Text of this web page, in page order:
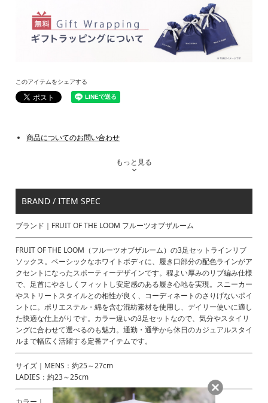
このアイテムをシェアする
商品についてのお問い合わせ
もっと見る
BRAND / ITEM SPEC
ブランド｜FRUIT OF THE LOOM フルーツオブザルーム
FRUIT OF THE LOOM（フルーツオブザルーム）の3足セットラインリブ
ソックス。ベーシックなホワイトボディに、履き口部分の配色ラインがア
クセントになったスポーティーデザインです。程よい厚みのリブ編み仕様
で、足首にやさしくフィットし安定感のある履き心地を実現。スニーカー
やストリートスタイルとの相性が良く、コーディネートのさりげないポイ
ントに。ポリエステル・綿を含む混紡素材を使用し、デイリー使いに適し
た快適な仕上がりです。カラー違いの3足セットなので、気分やスタイリ
ングに合わせて選べるのも魅力。通勤・通学から休日のカジュアルスタイ
ルまで幅広く活躍する定番アイテムです。
サイズ｜MENS：約25～27cm
LADIES：約23～25cm